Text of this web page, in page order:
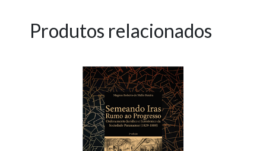
Produtos relacionados